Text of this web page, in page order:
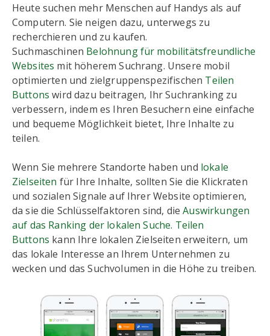
Heute suchen mehr Menschen auf Handys als auf
Computern. Sie neigen dazu, unterwegs zu
recherchieren und zu kaufen.
Suchmaschinen Belohnung für mobilitätsfreundliche
Websites mit höherem Suchrang. Unsere mobil
optimierten und zielgruppenspezifischen Teilen
Buttons wird dazu beitragen, Ihr Suchranking zu
verbessern, indem es Ihren Besuchern eine einfache
und bequeme Möglichkeit bietet, Ihre Inhalte zu
teilen.
Wenn Sie mehrere Standorte haben und lokale
Zielseiten für Ihre Inhalte, sollten Sie die Klickraten
und sozialen Signale auf Ihrer Website optimieren,
da sie die Schlüsselfaktoren sind, dieAuswirkungen
auf das Ranking der lokalen Suche. Teilen
Buttons kann Ihre lokalen Zielseiten erweitern, um
das lokale Interesse an Ihrem Unternehmen zu
wecken und das Suchvolumen in die Höhe zu treiben.